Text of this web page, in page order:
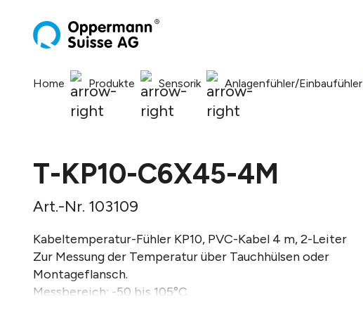
Home Produkte Sensorik Anlagenfühler/Einbaufühler
T-KP10-C6X45-4M
Art.-Nr. 103109
Kabeltemperatur-Fühler KP10, PVC-Kabel 4 m, 2-Leiter
Zur Messung der Temperatur über Tauchhülsen oder
Montageflansch.
Messbereich: -50 bis 105°C.